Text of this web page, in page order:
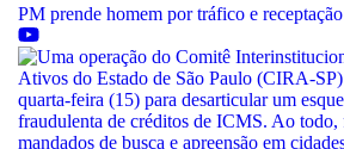
PM prende homem por tráfico e receptação